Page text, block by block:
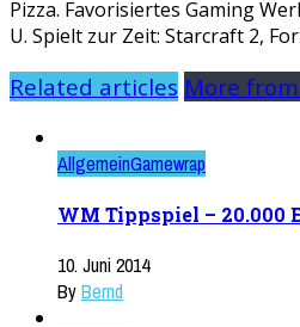
Pizza. Favorisiertes Gaming
U. Spielt zur Zeit: Starcraft 2,
Related articles More
AllgemeinGamewrap
WM Tippspiel – 20.000
10. Juni 2014
ByBernd